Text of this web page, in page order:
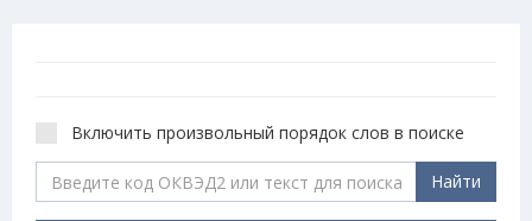
Включить произвольный порядок слов в поиске
Найти